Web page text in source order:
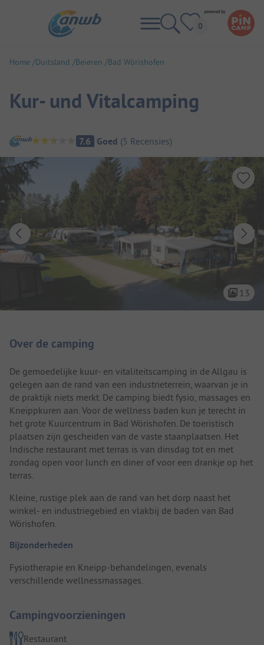
Home Duitsland Beieren Bad Wörishofen
Kur- und Vitalcamping
Camping overzicht
7.6 Goed (5 Recensies)
13
Over de camping
De gemoedelijke kuur- en vitaliteitscamping in de Allgau is
gelegen aan de rand van een industrieterrein, waarvan je in
de praktijk niets merkt. De camping biedt fysio, massages en
Kneippkuren aan. Voor de wellness baden kun je terecht in
het grote Kuurcentrum in Bad Wörishofen. De toeristisch
plaatsen zijn gescheiden van de vaste staanplaatsen. Het
Indische restaurant met terras is van dinsdag tot en met
zondag open voor lunch en diner of voor een drankje op het
terras.
Kleine, rustige plek aan de rand van het dorp naast het
winkel- en industriegebied en vlakbij de baden van Bad
Wörishofen.
Bijzonderheden
Fysiotherapie en Kneipp-behandelingen, evenals
verschillende wellnessmassages.
Campingvoorzieningen
Restaurant